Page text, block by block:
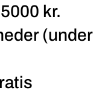
kr.
(under